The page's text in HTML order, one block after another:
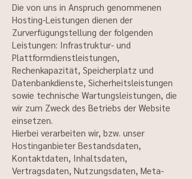
Die von uns in Anspruch genommenen
Hosting-Leistungen dienen der
Zurverfügungstellung der folgenden
Leistungen: Infrastruktur- und
Plattformdienstleistungen,
Rechenkapazität, Speicherplatz und
Datenbankdienste, Sicherheitsleistungen
sowie technische Wartungsleistungen, die
wir zum Zweck des Betriebs der Website
einsetzen.
Hierbei verarbeiten wir, bzw. unser
Hostinganbieter Bestandsdaten,
Kontaktdaten, Inhaltsdaten,
Vertragsdaten, Nutzungsdaten, Meta-